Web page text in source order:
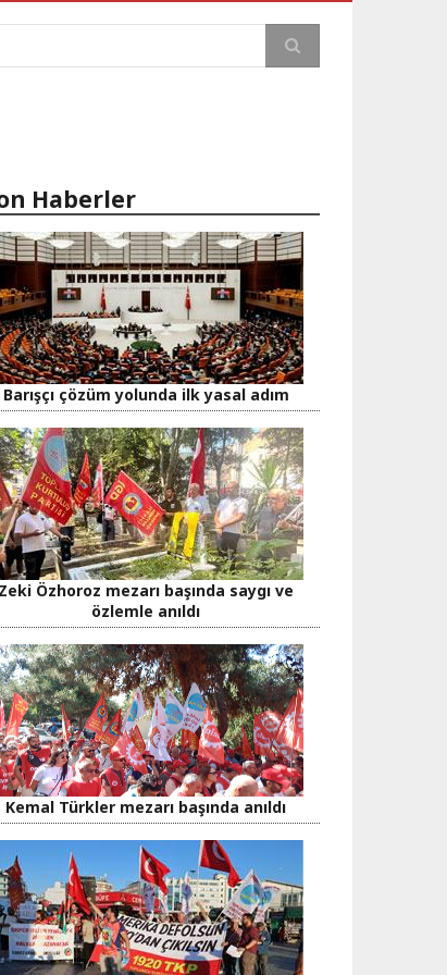
Haberler
Barışçı çözüm yolunda ilk yasal adım
Zeki Özhoroz mezarı başında saygı ve
özlemle anıldı
Kemal Türkler mezarı başında anıldı